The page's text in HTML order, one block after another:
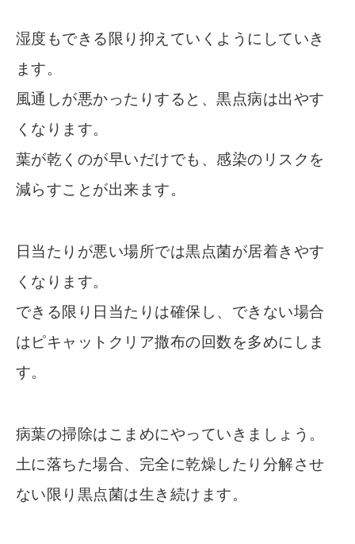
湿度もできる限り抑えていくようにしていき
ます。
風通しが悪かったりすると、黒点病は出やす
くなります。
葉が乾くのが早いだけでも、感染のリスクを
減らすことが出来ます。
日当たりが悪い場所では黒点菌が居着きやす
くなります。
できる限り日当たりは確保し、できない場合
はピキャットクリア撒布の回数を多めにしま
す。
病葉の掃除はこまめにやっていきましょう。
土に落ちた場合、完全に乾燥したり分解させ
ない限り黒点菌は生き続けます。